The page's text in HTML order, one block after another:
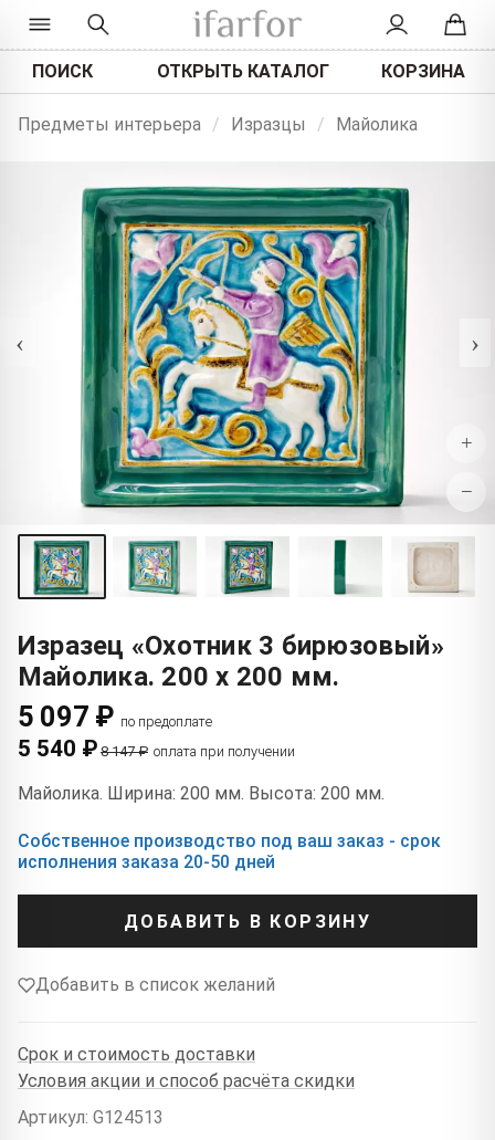
ПОИСК ОТКРЫТЬ КАТАЛОГ КОРЗИНА
Предметы интерьера / Изразцы / Майолика
‹ ›
+
−
Изразец «Охотник 3 бирюзовый»
Майолика. 200 x 200 мм.
5 097 ₽ по предоплате
5 540 ₽ 8 147 ₽ оплата при получении
Майолика. Ширина: 200 мм. Высота: 200 мм.
Собственное производство под ваш заказ - срок
исполнения заказа 20-50 дней
ДОБАВИТЬ В КОРЗИНУ
Добавить в список желаний
Срок и стоимость доставки
Условия акции и способ расчёта скидки
Артикул: G124513